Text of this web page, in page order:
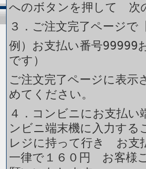
へのボタンを押して 次
３．ご注文完了ページで
例）お支払い番号
です）
ご注文完了ページに表
めてください。
４．コンビニにお支払
ンビニ端末機に入力す
レジに持って行き お支
一律で１６０円 お客様